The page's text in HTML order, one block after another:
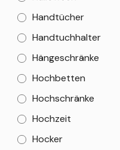
Handtücher
Handtuchhalter
Hängeschränke
Hochbetten
Hochschränke
Hochzeit
Hocker